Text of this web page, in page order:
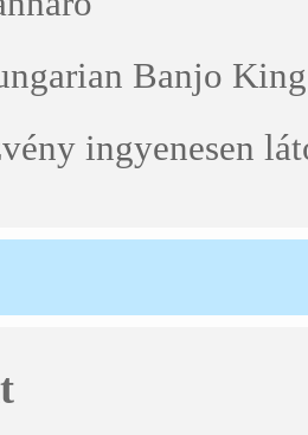
Banjo
ingyenesen